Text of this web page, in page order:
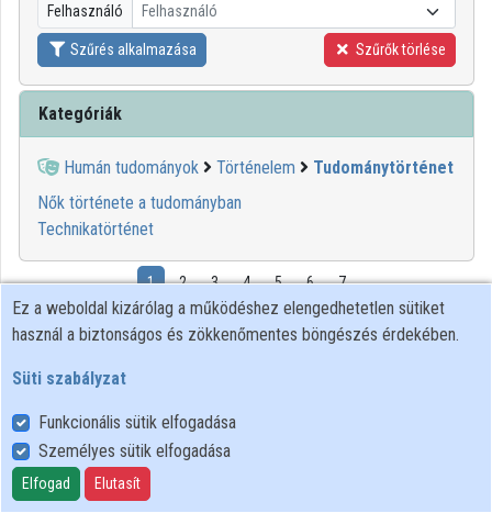
Felhasználó Felhasználó
Szűrés alkalmazása Szűrők törlése
Kategóriák
Humán tudományok Történelem
Tudománytörténet
Nők története a tudományban
Technikatörténet
1 2 3 4 5 6 7
01:19:27
Ez a weboldal kizárólag a működéshez elengedhetetlen sütiket
használ a biztonságos és zökkenőmentes böngészés érdekében.
Süti szabályzat
Funkcionális sütik elfogadása
Személyes sütik elfogadása
Elfogad Elutasít